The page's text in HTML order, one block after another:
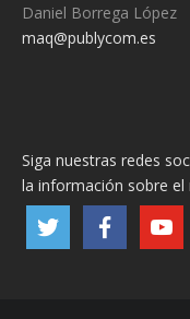
Daniel Borrega López
maq@publycom.es
Siga nuestras redes
la información sobre el